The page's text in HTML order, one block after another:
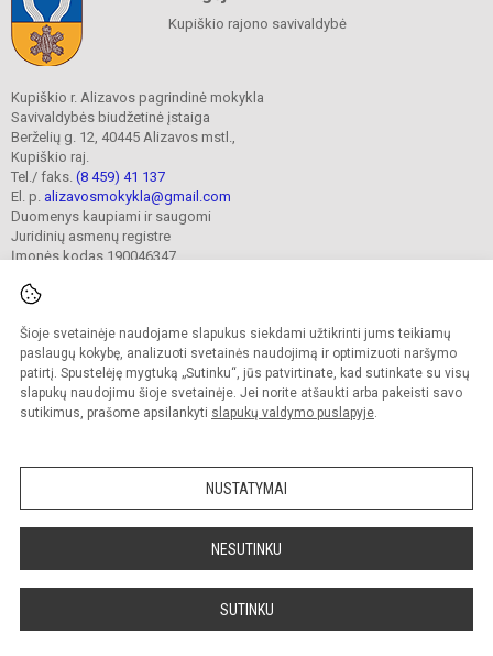
Šioje svetainėje naudojame slapukus siekdami užtikrinti jums teikiamų
paslaugų kokybę, analizuoti svetainės naudojimą ir optimizuoti naršymo
patirtį. Spustelėję mygtuką „Sutinku“, jūs patvirtinate, kad sutinkate su visų
slapukų naudojimu šioje svetainėje. Jei norite atšaukti arba pakeisti savo
sutikimus, prašome apsilankyti slapukų valdymo puslapyje.
NUSTATYMAI
NESUTINKU
SUTINKU
Kupiškio rajono savivaldybė
Kupiškio r. Alizavos pagrindinė mokykla
Savivaldybės biudžetinė įstaiga
Berželių g. 12, 40445 Alizavos mstl.,
Kupiškio raj.
Tel./ faks. (8 459) 41 137
El. p. alizavosmokykla@gmail.com
Duomenys kaupiami ir saugomi
Juridinių asmenų registre
Įmonės kodas 190046347
© 2023. Kupiškio r. Alizavos pagrindinė mokykla. Visos teisės saugomos.
Kopijuoti turinį be raštiško įstaigos administracijos sutikimo griežtai draudžiama.
Prieinamumo paraiška Slapukų valdymas
Sumanus būdas atnaujinti